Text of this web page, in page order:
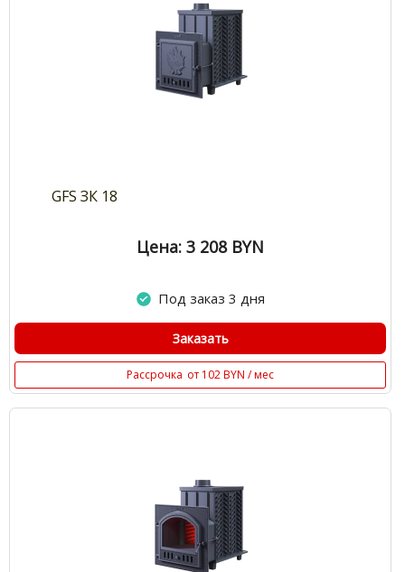
GFS ЗК 18
Цена: 3 208 BYN
Под заказ 3 дня
Заказать
Рассрочка от 102 BYN / мес